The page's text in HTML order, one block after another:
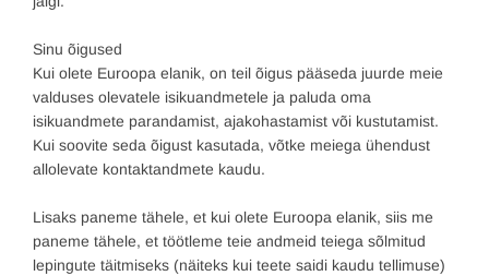
Sinu õigused
Kui olete Euroopa elanik, on teil õigus pääseda juurde meie
valduses olevatele isikuandmetele ja paluda oma
isikuandmete parandamist, ajakohastamist või kustutamist.
Kui soovite seda õigust kasutada, võtke meiega ühendust
allolevate kontaktandmete kaudu.
Lisaks paneme tähele, et kui olete Euroopa elanik, siis me
paneme tähele, et töötleme teie andmeid teiega sõlmitud
lepingute täitmiseks (näiteks kui teete saidi kaudu tellimuse)